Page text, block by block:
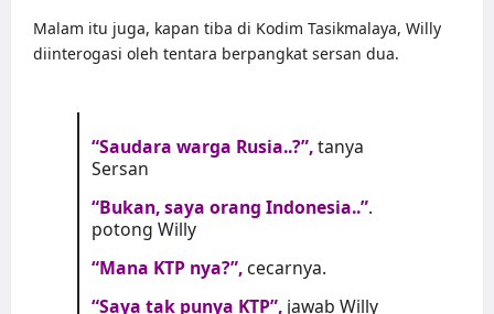
Malam itu juga, kapan tiba di Kodim Tasikmalaya, Willy
diinterogasi oleh tentara berpangkat sersan dua.
“Saudara warga Rusia..?”,tanya
Sersan
“Bukan, saya orang Indonesia..”.
potong Willy
“Mana KTP nya?”,cecarnya.
“Saya tak punya KTP”,jawab Willy